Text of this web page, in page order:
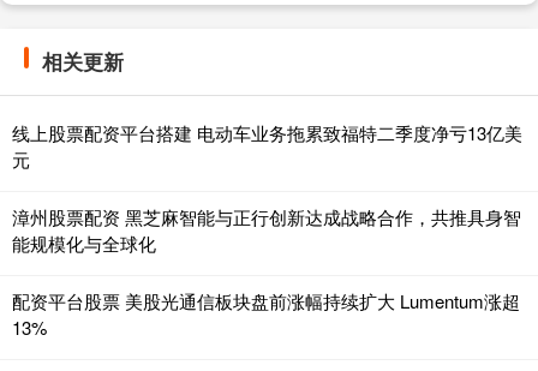
相关更新
线上股票配资平台搭建 电动车业务拖累致福特二季度净亏13亿美
元
漳州股票配资 黑芝麻智能与正行创新达成战略合作，共推具身智
能规模化与全球化
配资平台股票 美股光通信板块盘前涨幅持续扩大 Lumentum涨超
13%